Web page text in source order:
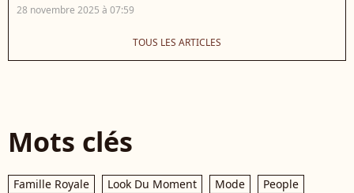
28 novembre 2025 à 07:59
TOUS LES ARTICLES
Mots clés
Famille Royale Look Du Moment Mode
People